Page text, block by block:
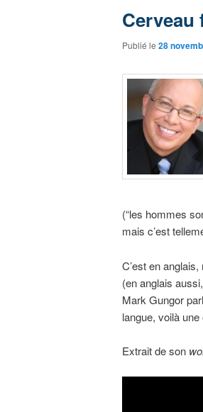
Cerveau
Publié le 28
(“les hommes
mais c’est
C’est en
(en anglais
Mark Gungor
langue, voilà
Extrait de son